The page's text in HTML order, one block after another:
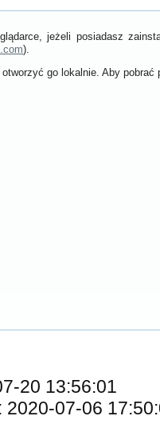
jeżeli posiadasz
).
go lokalnie. Aby
20 13:56:01
2020-07-06